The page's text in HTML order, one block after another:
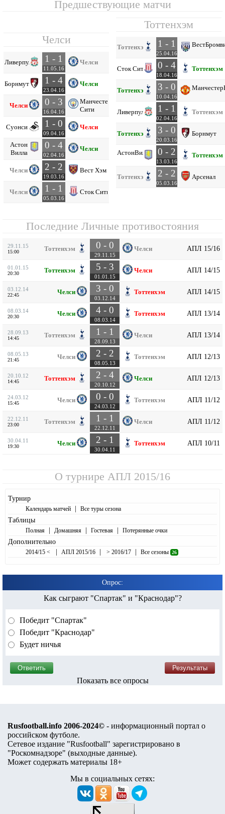
Предшествующие матчи
Челси
Ливерпуль 1 - 1
11.05.16
Челси
Борнмут 1 - 4
23.04.16
Челси
Челси 0 - 3
16.04.16
Манчестер
Сити
Суонси 1 - 0
09.04.16
Челси
Астон
Вилла
0 - 4
02.04.16
Челси
Челси 2 - 2
19.03.16
Вест Хэм
Челси 1 - 1
05.03.16
Сток Сити
Тоттенхэм
Тоттенхэм 1 - 1
25.04.16
Вест
Сток Сити 0 - 4
18.04.16
Тоттенхэм
Тоттенхэм 3 - 0
10.04.16
Манчестер
Ливерпуль 1 - 1
02.04.16
Тоттенхэм
Тоттенхэм 3 - 0
20.03.16
Борнмут
АстонВилла 0 - 2
13.03.16
Тоттенхэм
Тоттенхэм 2 - 2
05.03.16
Арсенал
Последние Личные противостояния
29.11.15
15:00 Тоттенхэм 0 - 0
29.11.15
Челси АПЛ 15/16
01.01.15
20:30 Тоттенхэм 5 - 3
01.01.15
Челси АПЛ 14/15
03.12.14
22:45 Челси 3 - 0
03.12.14
Тоттенхэм АПЛ 14/15
08.03.14
20:30 Челси 4 - 0
08.03.14
Тоттенхэм АПЛ 13/14
28.09.13
14:45 Тоттенхэм 1 - 1
28.09.13
Челси АПЛ 13/14
08.05.13
21:45 Челси 2 - 2
08.05.13
Тоттенхэм АПЛ 12/13
20.10.12
14:45 Тоттенхэм 2 - 4
20.10.12
Челси АПЛ 12/13
24.03.12
15:45 Челси 0 - 0
24.03.12
Тоттенхэм АПЛ 11/12
22.12.11
23:00 Тоттенхэм 1 - 1
22.12.11
Челси АПЛ 11/12
30.04.11
19:30 Челси 2 - 1
30.04.11
Тоттенхэм АПЛ 10/11
О турнире АПЛ 2015/16
Турнир
Календарь матчей | Все туры сезона
Таблицы
Полная | Домашняя | Гостевая | Потерянные очки
Дополнительно
2014/15 < | АПЛ 2015/16 | > 2016/17 | Все сезоны 26
Опрос:
Как сыграют "Спартак" и "Краснодар"?
Победит "Спартак"
Победит "Краснодар"
Будет ничья
Показать все опросы
Rusfootball.info 2006-2024© - информационный портал о
российском футболе.
Сетевое издание "Rusfootball" зарегистрировано в
"Роскомнадзоре" (выходные данные).
Может содержать материалы 18+
Мы в социальных сетях: